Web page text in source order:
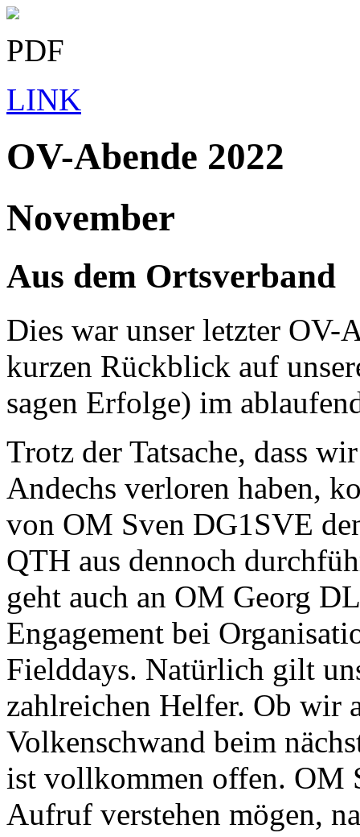
PDF
LINK
OV-Abende 2022
November
Aus dem Ortsverband
Dies war unser letzter OV-
kurzen Rückblick auf
sagen Erfolge) im
Trotz der Tatsache, dass
Andechs verloren haben,
von OM Sven DG1SVE
QTH aus dennoch
geht auch an OM Georg
Engagement bei
Fielddays. Natürlich gilt
zahlreichen Helfer. Ob wir
Volkenschwand beim
ist vollkommen offen. OM
Aufruf verstehen mögen,